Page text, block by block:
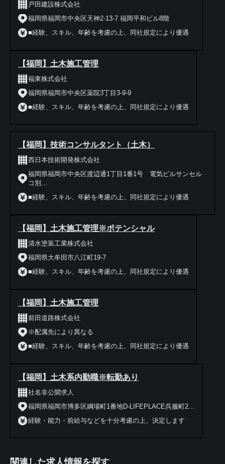
戸田建設株式会社
福岡県福岡市中央区天神2-13-7 福岡平和ビル8階
■経験、スキル、年齢を考慮の上、同社規定により優遇
【福岡】土木施工管理
福東株式会社
福岡県福岡市中央区薬院3丁目3-9-9
■経験、スキル、年齢を考慮の上、同社規定により優遇
【福岡】技術コンサルタント（土木）
西日本技術開発株式会社
福岡県福岡市中央区渡辺通1丁目1番1号 電気ビルサンセル
コ別...
■経験、スキル、年齢を考慮の上、同社規定により優遇
【福岡】土木施工管理※ポテンシャル
清水塗装工業株式会社
福岡県大牟田市八江町19-7
■経験、スキル、年齢を考慮の上、同社規定により優遇
【福岡】土木施工管理
前田道路株式会社
※配属先により異なる
■経験、スキル、年齢を考慮の上、同社規定により優遇
【福岡】土木系内勤職※転勤あり
社名非公開求人
福岡県福岡市博多区綱場町1番地D-LIFEPLACE呉服町2...
経験・能力・前給与などを十分考慮の上、決定します
関連した求人情報を探す